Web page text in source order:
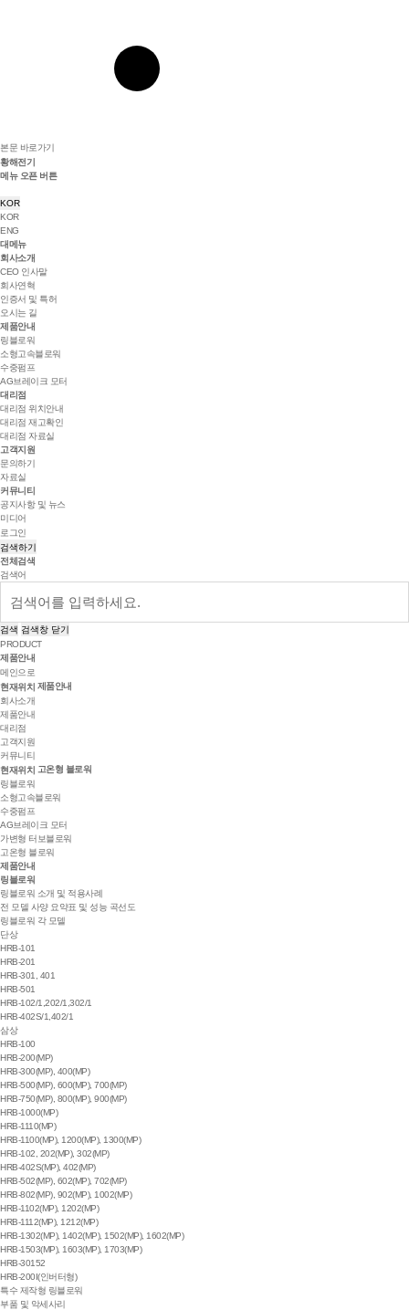
본문 바로가기
황해전기
메뉴 오픈 버튼
KOR
KOR
ENG
대메뉴
회사소개
CEO 인사말
회사연혁
인증서 및 특허
오시는 길
제품안내
링블로워
소형고속블로워
수중펌프
AG브레이크 모터
대리점
대리점 위치안내
대리점 재고확인
대리점 자료실
고객지원
문의하기
자료실
커뮤니티
공지사항 및 뉴스
미디어
로그인
검색하기
전체검색
검색어
검색 검색창 닫기
PRODUCT
제품안내
메인으로
현재위치 제품안내
회사소개
제품안내
대리점
고객지원
커뮤니티
현재위치 고온형 블로워
링블로워
소형고속블로워
수중펌프
AG브레이크 모터
가변형 터보블로워
고온형 블로워
제품안내
링블로워
링블로워 소개 및 적용사례
전 모델 사양 요약표 및 성능 곡선도
링블로워 각 모델
단상
HRB-101
HRB-201
HRB-301, 401
HRB-501
HRB-102/1,202/1,302/1
HRB-402S/1,402/1
삼상
HRB-100
HRB-200(MP)
HRB-300(MP), 400(MP)
HRB-500(MP), 600(MP), 700(MP)
HRB-750(MP), 800(MP), 900(MP)
HRB-1000(MP)
HRB-1110(MP)
HRB-1100(MP), 1200(MP), 1300(MP)
HRB-102, 202(MP), 302(MP)
HRB-402S(MP), 402(MP)
HRB-502(MP), 602(MP), 702(MP)
HRB-802(MP), 902(MP), 1002(MP)
HRB-1102(MP), 1202(MP)
HRB-1112(MP), 1212(MP)
HRB-1302(MP), 1402(MP), 1502(MP), 1602(MP)
HRB-1503(MP), 1603(MP), 1703(MP)
HRB-30152
HRB-200I(인버터형)
특수 제작형 링블로워
부품 및 악세사리